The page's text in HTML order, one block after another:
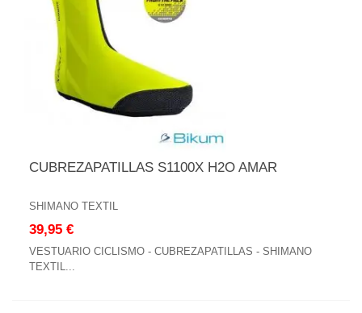
CUBREZAPATILLAS S1100X H2O AMAR
SHIMANO TEXTIL
39,95 €
VESTUARIO CICLISMO - CUBREZAPATILLAS - SHIMANO
TEXTIL...